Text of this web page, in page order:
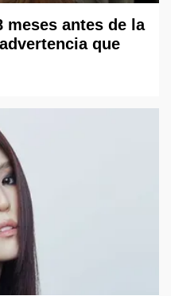
meses antes de la
que